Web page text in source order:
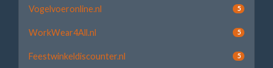
Vogelvoeronline.nl 5
WorkWear4All.nl 5
Feestwinkeldiscounter.nl 5